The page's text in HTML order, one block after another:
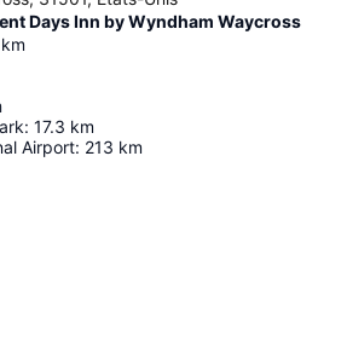
Days Inn by Wyndham Waycross
km
: 17.3 km
Airport: 213 km